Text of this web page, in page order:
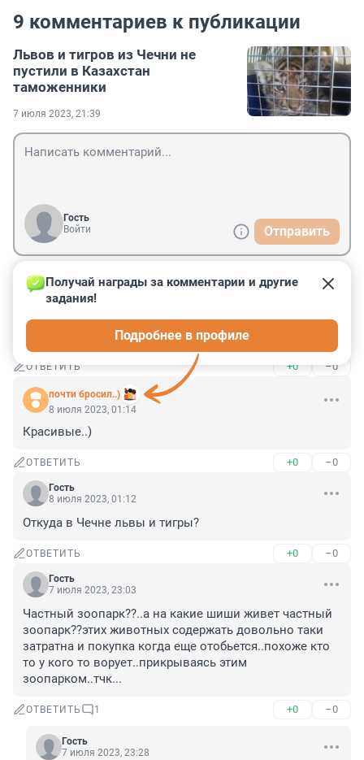
9 комментариев к публикации
Львов и тигров из Чечни не
пустили в Казахстан
таможенники
7 июля 2023, 21:39
Гость
Войти
Отправить
Гость
8 июля 2023, 12:42
Бедные Малыши ! Им жарко и страшно.....😪😔😿😿😿
ОТВЕТИТЬ +0 –0
почти бросил..)
Получай награды за комментарии и другие
задания!
Подробнее в профиле
8 июля 2023, 01:14
Красивые..)
ОТВЕТИТЬ +0 –0
Гость
8 июля 2023, 01:12
Откуда в Чечне львы и тигры?
ОТВЕТИТЬ +0 –0
Гость
7 июля 2023, 23:03
Частный зоопарк??..а на какие шиши живет частный
зоопарк??этих животных содержать довольно таки
затратна и покупка когда еще отобьется..похоже кто
то у кого то ворует..прикрываясь этим
зоопарком..тчк...
ОТВЕТИТЬ 1 +0 –0
Гость
7 июля 2023, 23:28